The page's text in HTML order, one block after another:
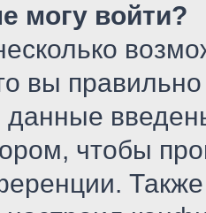
могу войти?
вы
данные
чтобы